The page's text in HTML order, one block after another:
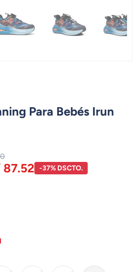
Para Bebés Irun
87.52 -37% DSCTO.